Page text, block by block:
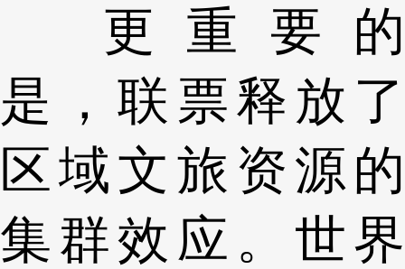
更重要的
是，联票释放了
区域文旅资源的
集群效应。世界